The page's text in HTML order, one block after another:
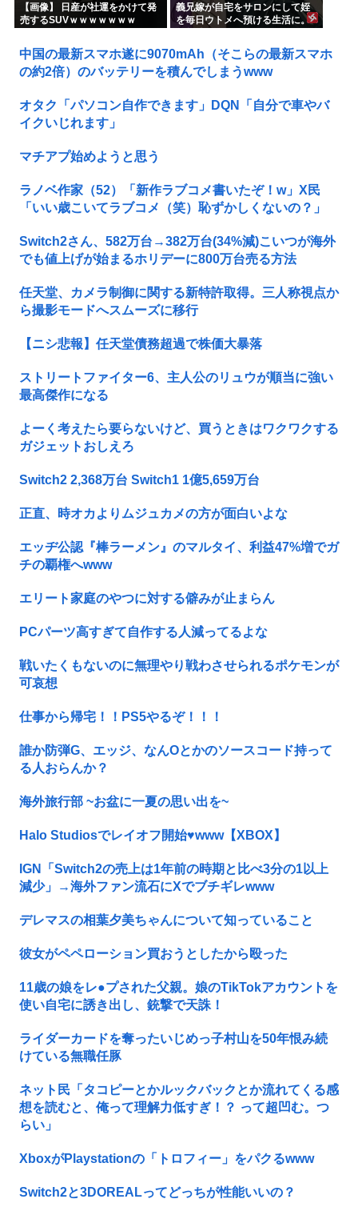
【画像】 日産が社運をかけて発
売するSUVｗｗｗｗｗｗｗ
義兄嫁が自宅をサロンにして姪
を毎日ウトメへ預ける生活に。
中国の最新スマホ遂に9070mAh（そこらの最新スマホ
の約2倍）のバッテリーを積んでしまうwww
オタク「パソコン自作できます」DQN「自分で車やバ
イクいじれます」
マチアプ始めようと思う
ラノベ作家（52）「新作ラブコメ書いたぞ！w」X民
「いい歳こいてラブコメ（笑）恥ずかしくないの？」
Switch2さん、582万台→382万台(34%減)こいつが海外
でも値上げが始まるホリデーに800万台売る方法
任天堂、カメラ制御に関する新特許取得。三人称視点か
ら撮影モードへスムーズに移行
【ニシ悲報】任天堂債務超過で株価大暴落
ストリートファイター6、主人公のリュウが順当に強い
最高傑作になる
よーく考えたら要らないけど、買うときはワクワクする
ガジェットおしえろ
Switch2 2,368万台 Switch1 1億5,659万台
正直、時オカよりムジュカメの方が面白いよな
エッヂ公認『棒ラーメン』のマルタイ、利益47%増でガ
チの覇権へwww
エリート家庭のやつに対する僻みが止まらん
PCパーツ高すぎて自作する人減ってるよな
戦いたくもないのに無理やり戦わさせられるポケモンが
可哀想
仕事から帰宅！！PS5やるぞ！！！
誰か防弾G、エッジ、なんOとかのソースコード持って
る人おらんか？
海外旅行部 ~お盆に一夏の思い出を~
Halo Studiosでレイオフ開始♥www【XBOX】
IGN「Switch2の売上は1年前の時期と比べ3分の1以上
減少」→海外ファン流石にXでブチギレwww
デレマスの相葉夕美ちゃんについて知っていること
彼女がペペローション買おうとしたから殴った
11歳の娘をレ●プされた父親。娘のTikTokアカウントを
使い自宅に誘き出し、銃撃で天誅！
ライダーカードを奪ったいじめっ子村山を50年恨み続
けている無職任豚
ネット民「タコピーとかルックバックとか流れてくる感
想を読むと、俺って理解力低すぎ！？ って超凹む。つ
らい」
XboxがPlaystationの「トロフィー」をパクるwww
Switch2と3DOREALってどっちが性能いいの？